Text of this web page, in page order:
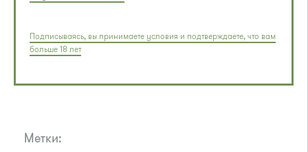
Подписываясь, вы принимаете условия и подтверждаете, что вам
больше 18 лет
Метки: